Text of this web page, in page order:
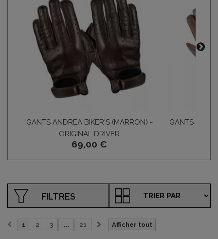
GANTS ANDREA BIKER'S (MARRON) -
ORIGINAL DRIVER
69,00 €
GANTS
FILTRES
Afficher tout
1 2 3 ... 21